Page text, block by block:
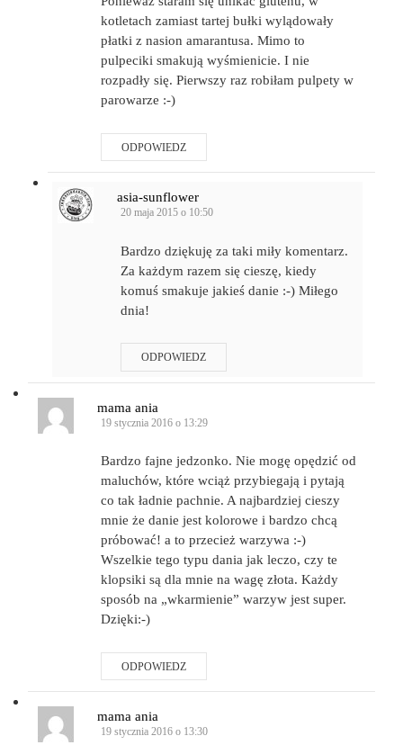
kotletach zamiast tartej bułki wylądowały
płatki z nasion amarantusa. Mimo to
pulpeciki smakują wyśmienicie. I nie
rozpadły się. Pierwszy raz robiłam pulpety w
parowarze :-)
ODPOWIEDZ
asia-sunflower
20 maja 2015 o 10:50
Bardzo dziękuję za taki miły komentarz.
Za każdym razem się cieszę, kiedy
komuś smakuje jakieś danie :-) Miłego
dnia!
ODPOWIEDZ
mama ania
19 stycznia 2016 o 13:29
Bardzo fajne jedzonko. Nie mogę opędzić od
maluchów, które wciąż przybiegają i pytają
co tak ładnie pachnie. A najbardziej cieszy
mnie że danie jest kolorowe i bardzo chcą
próbować! a to przecież warzywa :-)
Wszelkie tego typu dania jak leczo, czy te
klopsiki są dla mnie na wagę złota. Każdy
sposób na „wkarmienie” warzyw jest super.
Dzięki:-)
ODPOWIEDZ
mama ania
19 stycznia 2016 o 13:30